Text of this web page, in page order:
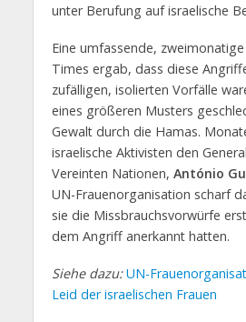
unter Berufung auf israelische
Eine umfassende,
Times ergab, dass diese
zufälligen, isolierten Vorfälle
eines größeren Musters
Gewalt durch die Hamas.
israelische Aktivisten den
Vereinten Nationen, António
UN-Frauenorganisation scharf
sie die Missbrauchsvorwürfe
dem Angriff anerkannt hatten.
Siehe dazu: UN-
Leid der israelischen Frauen